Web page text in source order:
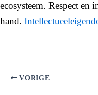
ecosysteem. Respect en
hand.
VORIGE